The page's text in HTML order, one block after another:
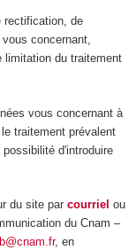
rectification, de
concernant,
limitation du traitement
vous concernant à
traitement prévalent
d'introduire
du site par courriel ou
du Cnam –
, en